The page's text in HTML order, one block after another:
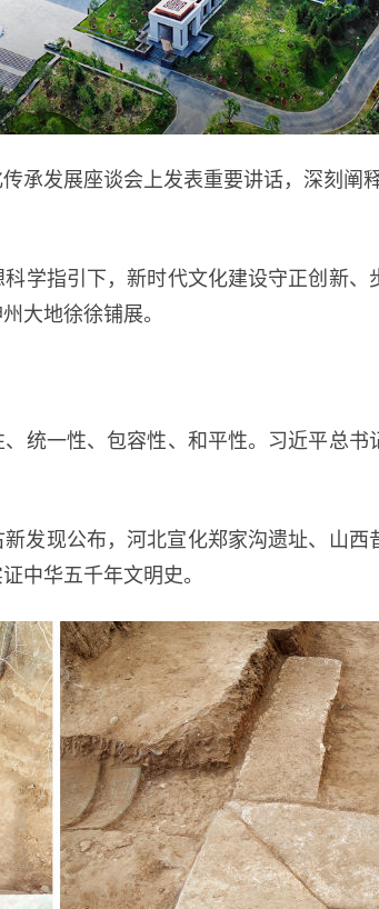
发展座谈会上发表重要讲话，深刻阐
指引下，新时代文化建设守正创新、
大地徐徐铺展。
一性、包容性、和平性。习近平总书
现公布，河北宣化郑家沟遗址、山西
中华五千年文明史。